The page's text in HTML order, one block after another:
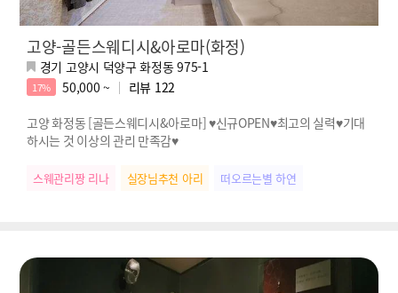
고양-골든스웨디시&아로마(화정)
경기 고양시 덕양구 화정동 975-1
17% 50,000 ~ 리뷰 122
고양 화정동 [골든스웨디시&아로마] ♥신규OPEN♥최고의 실력♥기대
하시는 것 이상의 관리 만족감♥
스웨관리짱 리나 실장님추천 아리 떠오르는별 하연